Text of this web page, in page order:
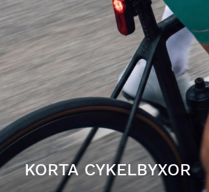
KORTA CYKELBYXOR